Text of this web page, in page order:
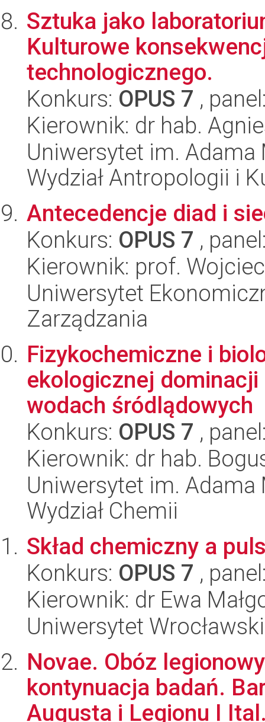
Sztuka jako
Kulturowe
technologicznego.
Konkurs: OPUS 7 ,
Kierownik: dr hab.
Uniwersytet im.
Wydział Antropologii i
Antecedencje diad i
Konkurs: OPUS 7 ,
Kierownik: prof.
Uniwersytet
Zarządzania
Fizykochemiczne i
ekologicznej
wodach śródlądowych
Konkurs: OPUS 7 ,
Kierownik: dr hab.
Uniwersytet im.
Wydział Chemii
Skład chemiczny a
Konkurs: OPUS 7 ,
Kierownik: dr Ewa
Uniwersytet
Novae. Obóz
kontynuacja badań.
Augusta i Legionu I